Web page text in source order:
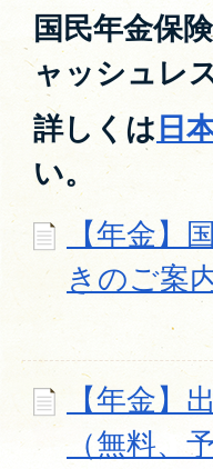
国民年金保
ャッシュレ
詳しくは日
い。
【年金】
きのご案
【年金】
（無料、